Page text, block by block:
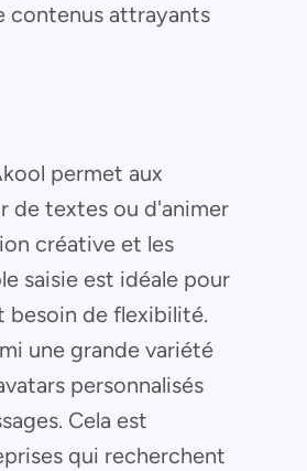
contenus attrayants
permet aux
de textes ou d'animer
créative et les
saisie est idéale pour
besoin de flexibilité.
une grande variété
personnalisés
Cela est
qui recherchent